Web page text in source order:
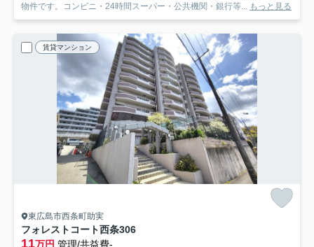
物件です。コンビニ・24時間スーパー・公共機関・銀行等...
もっと見る
賃貸マンション
東広島市西条町助実
フォレストコート西条306
11万円 管理/共益費-